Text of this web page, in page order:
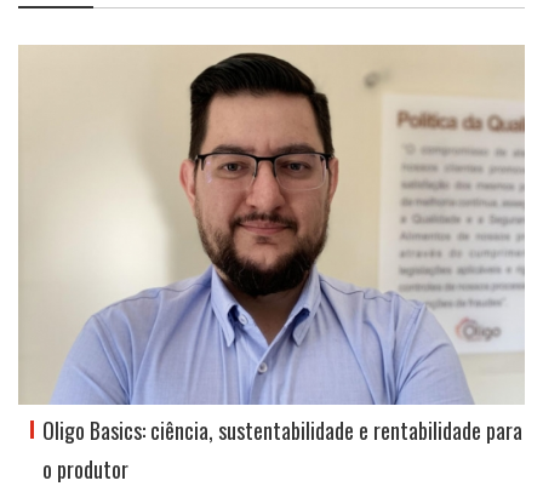
Oligo Basics: ciência, sustentabilidade e rentabilidade para
o produtor